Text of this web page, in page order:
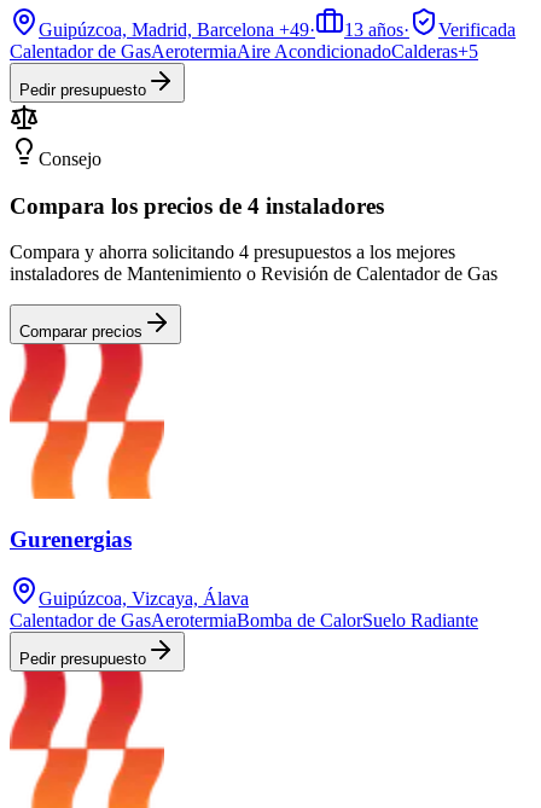
Guipúzcoa, Madrid, Barcelona +49· 13 años·
Verificada
Calentador de GasAerotermiaAire AcondicionadoCalderas+5
Pedir presupuesto
Consejo
Compara los precios de 4 instaladores
Compara y ahorra solicitando 4 presupuestos a los mejores
instaladores de Mantenimiento o Revisión de Calentador de Gas
Comparar precios
Gurenergias
Guipúzcoa, Vizcaya, Álava
Calentador de GasAerotermiaBomba de CalorSuelo Radiante
Pedir presupuesto